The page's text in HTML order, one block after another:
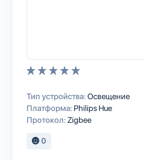
Тип устройства:Освещение
Платформа: Philips Hue
Протокол: Zigbee
0